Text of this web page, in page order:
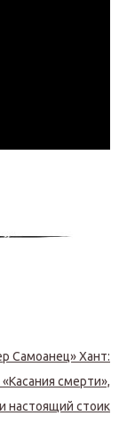
Самоанец» Хант:
смерти»,
настоящий стоик